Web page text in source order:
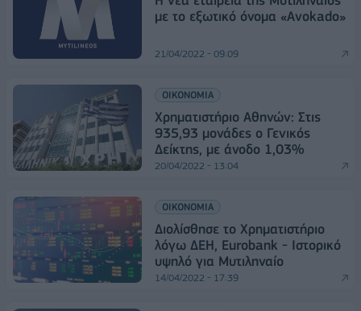
με το εξωτικό όνομα «Avokado»
21/04/2022 - 09:09
ΟΙΚΟΝΟΜΙΑ
Χρηματιστήριο Αθηνών: Στις
935,93 μονάδες ο Γενικός
Δείκτης, με άνοδο 1,03%
20/04/2022 - 13:04
ΟΙΚΟΝΟΜΙΑ
Διολίσθησε το Χρηματιστήριο
λόγω ΔΕΗ, Eurobank - Ιστορικό
υψηλό για Μυτιληναίο
14/04/2022 - 17:39